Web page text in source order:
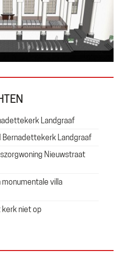
Landgraaf
Bernadettekerk Landgraaf
Nieuwstraat
villa
niet op